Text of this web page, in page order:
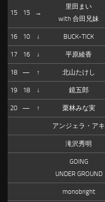
15 15 →
里田まい
with 合田兄妹
16 10 ↓ BUCK-TICK
17 16 ↓ 平原綾香
18 — ↑ 北山たけし
19 18 ↓ 鏡五郎
20 — ↑ 栗林みな実
アンジェラ・アキ
滝沢秀明
GOING
UNDER GROUND
monobright